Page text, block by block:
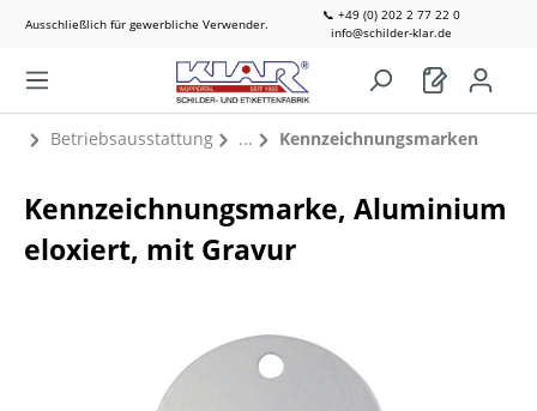
Ausschließlich für gewerbliche Verwender.
📞 +49 (0) 202 2 77 22 0
info@schilder-klar.de
Betriebsausstattung Kennzeichnungsmarken
Kennzeichnungsmarke, Aluminium
eloxiert, mit Gravur